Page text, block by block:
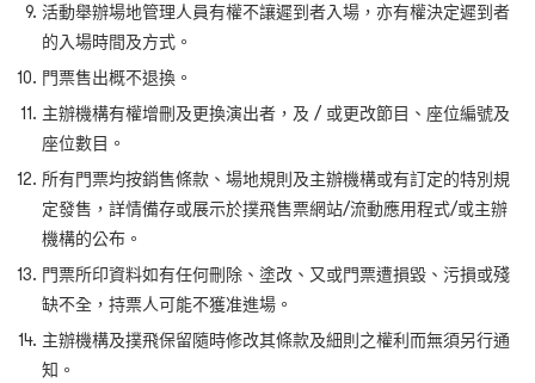
活動舉辦場地管理人員有權不讓遲到者入場，亦有權決定遲到者
的入場時間及方式。
門票售出概不退換。
主辦機構有權增刪及更換演出者，及 / 或更改節目、座位編號及
座位數目。
所有門票均按銷售條款、場地規則及主辦機構或有訂定的特別規
定發售，詳情備存或展示於撲飛售票網站/流動應用程式/或主辦
機構的公布。
門票所印資料如有任何刪除、塗改、又或門票遭損毀、污損或殘
缺不全，持票人可能不獲准進場。
主辦機構及撲飛保留隨時修改其條款及細則之權利而無須另行通
知。